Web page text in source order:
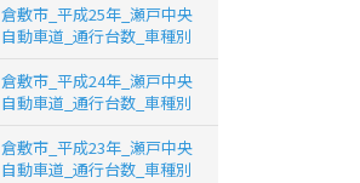
倉敷市_平成25年_瀬戸中央
自動車道_通行台数_車種別
倉敷市_平成24年_瀬戸中央
自動車道_通行台数_車種別
倉敷市_平成23年_瀬戸中央
自動車道_通行台数_車種別